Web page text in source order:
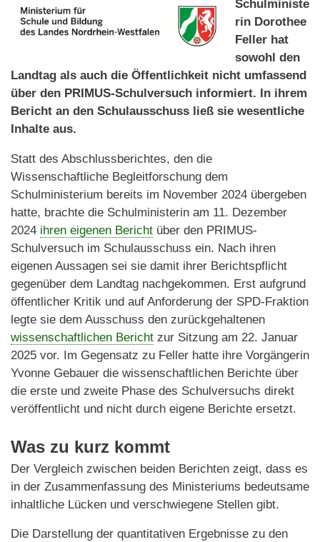
Schulministe
rin Dorothee
Feller hat
sowohl den
Landtag als auch die Öffentlichkeit nicht umfassend
über den PRIMUS-Schulversuch informiert. In ihrem
Bericht an den Schulausschuss ließ sie wesentliche
Inhalte aus.
Statt des Abschlussberichtes, den die
Wissenschaftliche Begleitforschung dem
Schulministerium bereits im November 2024 übergeben
hatte, brachte die Schulministerin am 11. Dezember
2024 ihren eigenen Bericht über den PRIMUS-
Schulversuch im Schulausschuss ein. Nach ihren
eigenen Aussagen sei sie damit ihrer Berichtspflicht
gegenüber dem Landtag nachgekommen. Erst aufgrund
öffentlicher Kritik und auf Anforderung der SPD-Fraktion
legte sie dem Ausschuss den zurückgehaltenen
wissenschaftlichen Bericht zur Sitzung am 22. Januar
2025 vor. Im Gegensatz zu Feller hatte ihre Vorgängerin
Yvonne Gebauer die wissenschaftlichen Berichte über
die erste und zweite Phase des Schulversuchs direkt
veröffentlicht und nicht durch eigene Berichte ersetzt.
Was zu kurz kommt
Der Vergleich zwischen beiden Berichten zeigt, dass es
in der Zusammenfassung des Ministeriums bedeutsame
inhaltliche Lücken und verschwiegene Stellen gibt.
Die Darstellung der quantitativen Ergebnisse zu den